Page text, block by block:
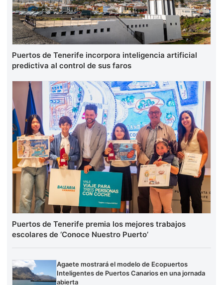
Puertos de Tenerife incorpora inteligencia artificial
predictiva al control de sus faros
Puertos de Tenerife premia los mejores trabajos
escolares de ‘Conoce Nuestro Puerto’
Agaete mostrará el modelo de Ecopuertos
Inteligentes de Puertos Canarios en una jornada
abierta